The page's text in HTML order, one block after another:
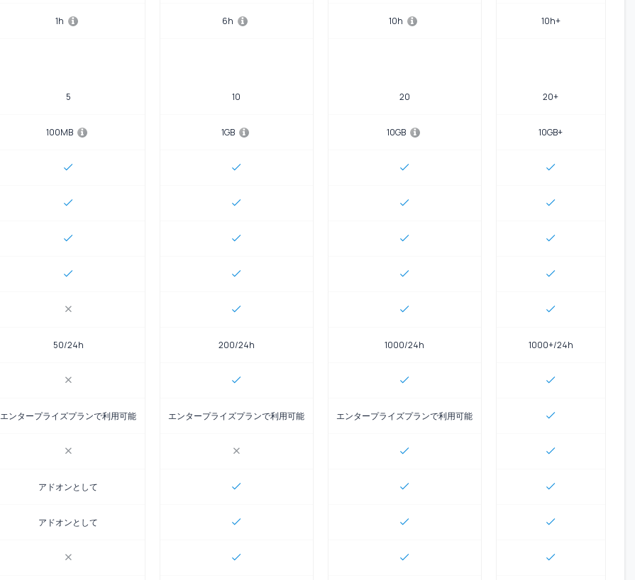
1h
5
100MB
50/24h
エンタープライズプランで利用可能
アドオンとして
アドオンとして
6h
10
1GB
200/24h
エンタープライズプランで利用可能
10h
20
10GB
1000/24h
エンタープライズプランで利用可能
10h+
20+
10GB+
1000+/24h